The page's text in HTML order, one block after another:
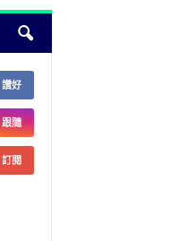
讚好
跟隨
訂閱